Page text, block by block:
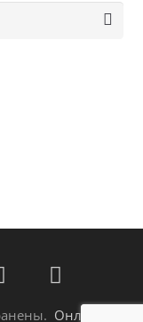
Онлайн